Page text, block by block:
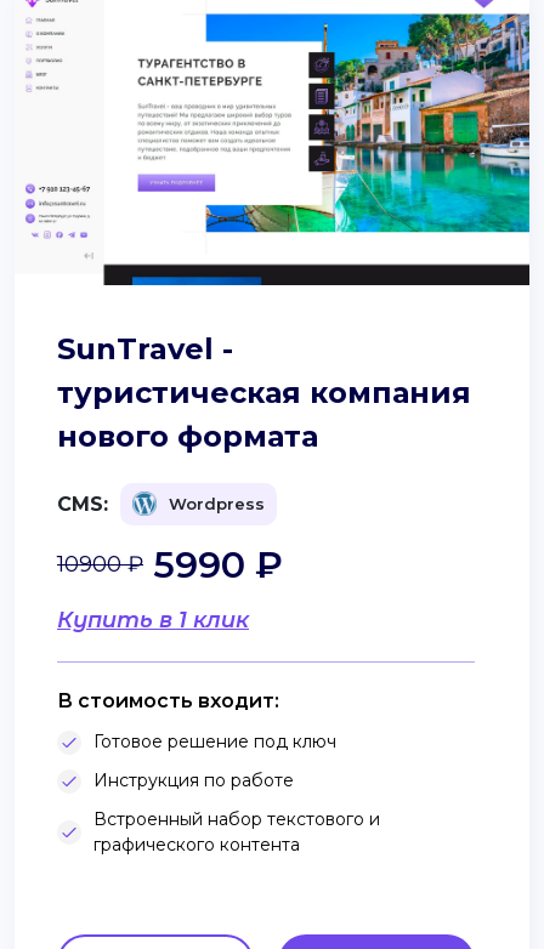
SunTravel -
туристическая компания
нового формата
CMS: Wordpress
Купить в 1 клик
10900 ₽ 5990 ₽
В стоимость входит:
Готовое решение под ключ
Инструкция по работе
Встроенный набор текстового и
графического контента